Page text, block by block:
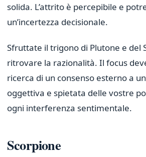
solida. L’attrito è percepibile e
un’incertezza decisionale.
Sfruttate il trigono di Plutone e del
ritrovare la razionalità. Il focus
ricerca di un consenso esterno a
oggettiva e spietata delle vostre
ogni interferenza sentimentale.
Scorpione